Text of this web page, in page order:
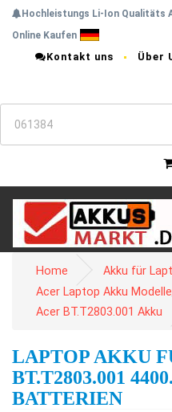
Hochleistungs Li-Ion Qualitäts
Online Kaufen
Kontakt uns Über
Home
Akku für
Acer Laptop Akku
Acer BT.T2803.001 Akku
LAPTOP AKKU
BT.T2803.001
BATTERIEN